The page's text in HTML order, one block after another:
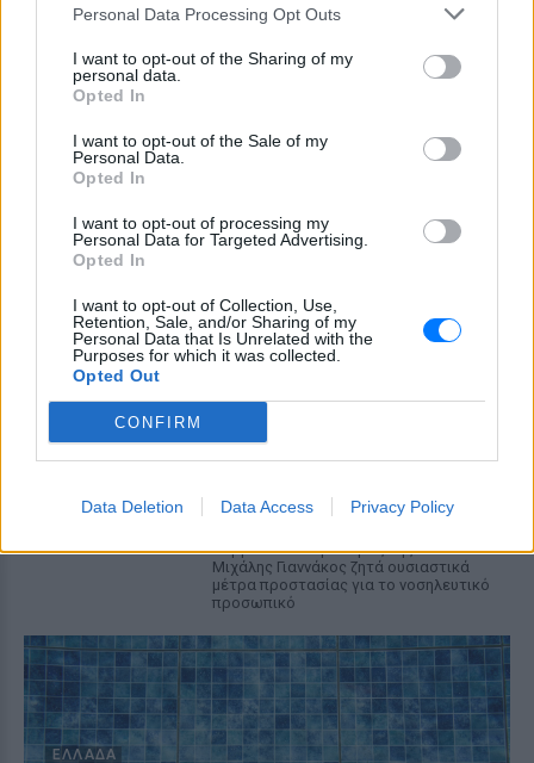
Personal Data Processing Opt Outs
I want to opt-out of the Sharing of my
personal data.
Opted In
I want to opt-out of the Sale of my
Personal Data.
Opted In
I want to opt-out of processing my
Personal Data for Targeted Advertising.
Opted In
I want to opt-out of Collection, Use,
Retention, Sale, and/or Sharing of my
Personal Data that Is Unrelated with the
Purposes for which it was collected.
Opted Out
CONFIRM
Data Deletion Data Access Privacy Policy
ΕΛΛΆΔΑ ΣΉΜΕΡΑ
Ταξιδιωτική προειδοποίηση εξέδωσε το
ισραηλινό υπουργείο Εξωτερικών ενόψει
Επιτρέπεται να προσπεράσεις
ΕΛΛΆΔΑ ΣΉΜΕΡΑ
της αστυνομίας, αλλά ισχύουν
συγκεκριμένοι κανόνες που κάθε οδηγός
πρέπει να γνωρίζει.
Ασθενής χτύπησε νοσηλεύτρια
ΠΟΕΔΗΝ για τους φύλακες
Το περιστατικό βίας στα Επείγοντα
Σαββάτου - ο πρόεδρος της ΠΟΕΔΗΝ
Μιχάλης Γιαννάκος ζητά ουσιαστικά
μέτρα προστασίας για το νοσηλευτικό
προσωπικό
ΕΛΛΆΔΑ